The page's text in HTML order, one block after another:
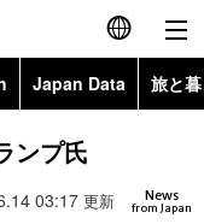
English
简体字
繁體字
Japan Data 旅と
Images
ンプ氏
News
from Japan
03:17 更新